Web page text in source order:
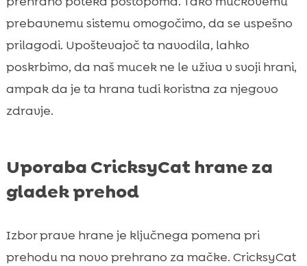
prebavnemu sistemu omogočimo, da se uspešno
prilagodi. Upoštevajoč ta navodila, lahko
poskrbimo, da naš mucek ne le uživa v svoji hrani,
ampak da je ta hrana tudi koristna za njegovo
zdravje.
Uporaba CricksyCat hrane za
gladek prehod
Izbor prave hrane je ključnega pomena pri
prehodu na novo prehrano za mačke. CricksyCat